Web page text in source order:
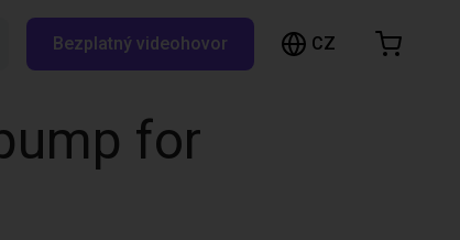
Bezplatný videohovor CZ
for
košík
Prohlédněte si obchod